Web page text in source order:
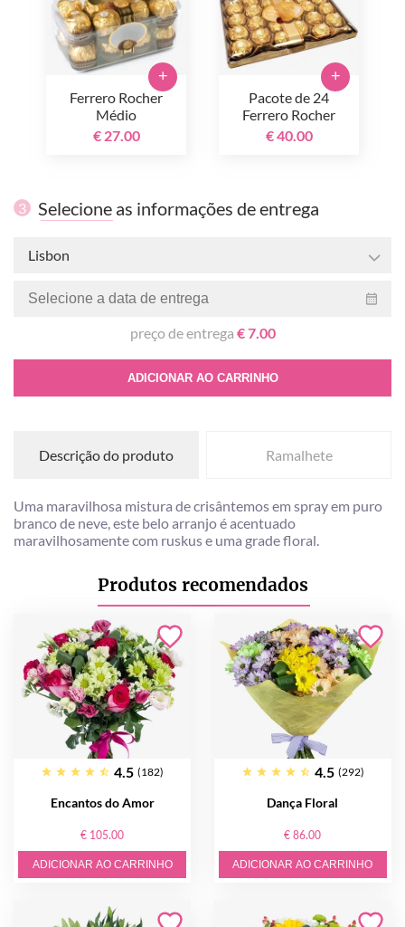
Ferrero Rocher
Médio
€ 27.00
+
Pacote de 24
Ferrero Rocher
€ 40.00
+
3 Selecione as informações de entrega
Lisbon
preço de entrega € 7.00
ADICIONAR AO CARRINHO
Descrição do produto Ramalhete
Uma maravilhosa mistura de crisântemos em spray em puro
branco de neve, este belo arranjo é acentuado
maravilhosamente com ruskus e uma grade floral.
Produtos recomendados
4.5 (182)
Encantos do Amor
€ 105.00
ADICIONAR AO CARRINHO
4.5 (292)
Dança Floral
€ 86.00
ADICIONAR AO CARRINHO